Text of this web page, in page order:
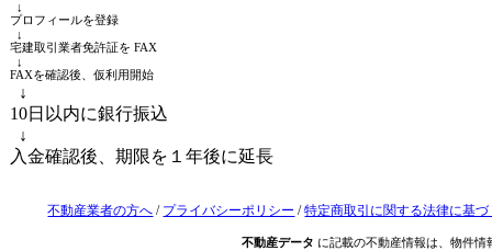
↓
プロフィールを登録
↓
宅建取引業者免許証を FAX
↓
FAXを確認後、仮利用開始
↓
10日以内に銀行振込
↓
入金確認後、期限を１年後に延長
不動産業者の方へ / プライバシーポリシー /特定商取引に関する法律に基
不動産データ に記載の不動産情報は、物件